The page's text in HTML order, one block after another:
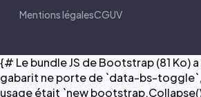
Mentions légalesCGUV
{# Le bundle JS de Bootstrap (81 Ko)
gabarit ne porte de `data-bs-
usage était `new